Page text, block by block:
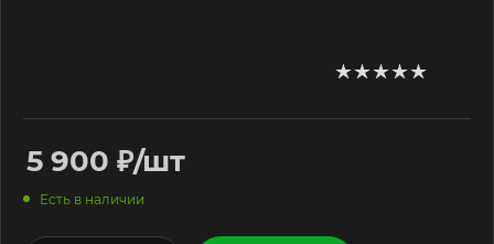
5 900 ₽/шт
Есть в наличии